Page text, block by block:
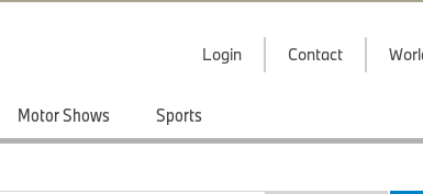
Login Contact
Motor Shows Sports